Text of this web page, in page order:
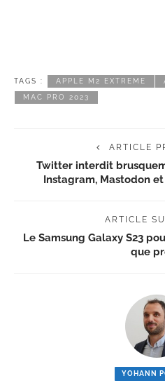
TAGS : APPLE M2 EXTREME
MAC PRO 2023
ARTICLE
Twitter interdit
Instagram, Mastodon
ARTICLE
Le Samsung Galaxy S23
que
YOHANN